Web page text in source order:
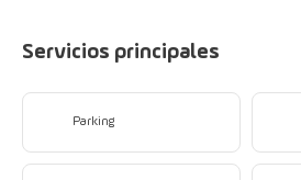
Servicios principales
Parking